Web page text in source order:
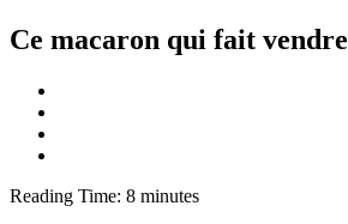
Ce macaron qui fait vendre
Reading Time: 8 minutes